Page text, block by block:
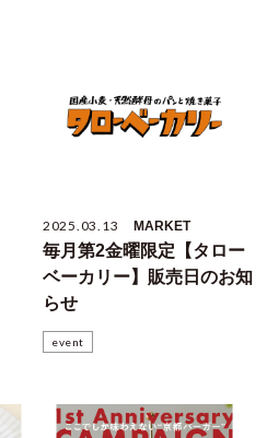
2025.03.13 MARKET
毎月第2金曜限定【タロー
ベーカリー】販売日のお知
らせ
event